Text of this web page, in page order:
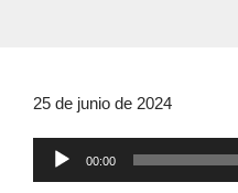
25 de junio de 2024
00:00